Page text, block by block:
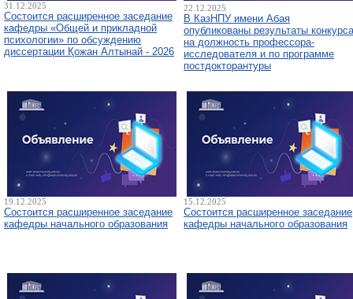
31.12.2025
Состоится расширенное заседание
кафедры «Общей и прикладной
психологии» по обсуждению
диссертации Қожан Алтынай - 2026
22.12.2025
В КазНПУ имени Абая
опубликованы результаты конкурса
на должность профессора-
исследователя и по программе
постдокторантуры
19.12.2025
Состоится расширенное заседание
кафедры начального образования
15.12.2025
Состоится расширенное заседание
кафедры начального образования